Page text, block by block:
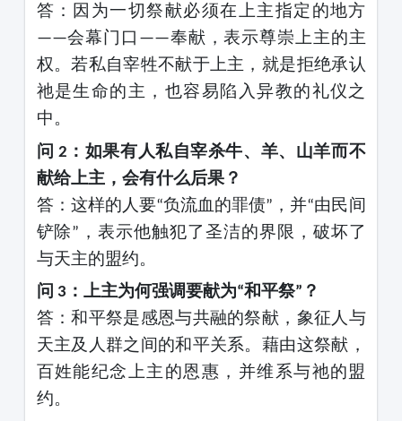
答：因为一切祭献必须在上主指定的地方
——会幕门口 ——奉献，表示尊崇上主的主
权。若私自宰牲不献于上主，就是拒绝承认
祂是生命的主，也容易陷入异教的礼仪之
中。
问 2 ：如果有人私自宰杀牛、羊、山羊而不
献给上主，会有什么后果？
答：这样的人要“负流血的罪债” ，并“由民间
铲除” ，表示他触犯了圣洁的界限，破坏了
与天主的盟约。
问 3 ：上主为何强调要献为“和平祭” ？
答：和平祭是感恩与共融的祭献，象征人与
天主及人群之间的和平关系。藉由这祭献，
百姓能纪念上主的恩惠，并维系与祂的盟
约。